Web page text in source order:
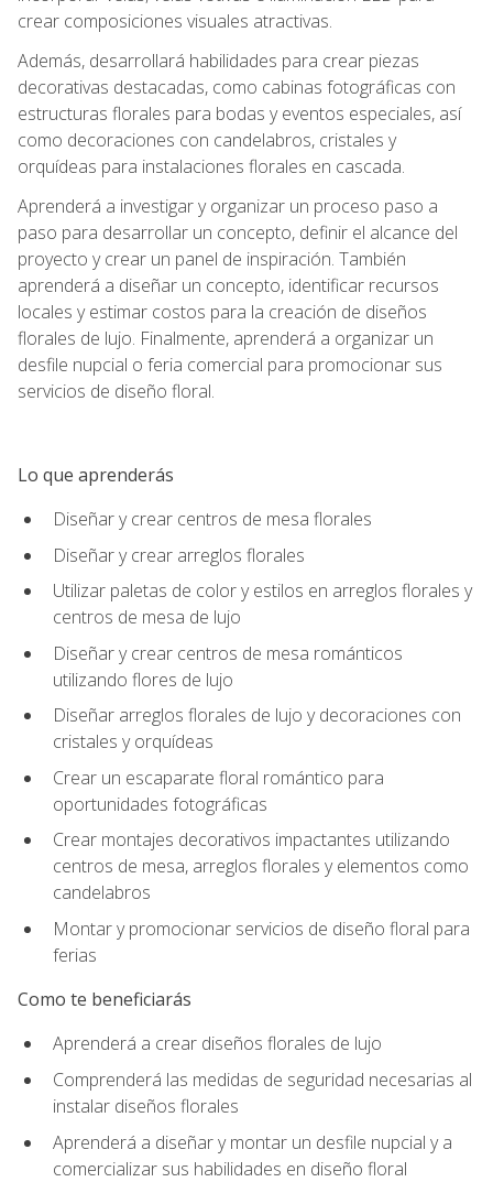
crear composiciones visuales atractivas.
Además, desarrollará habilidades para crear piezas
decorativas destacadas, como cabinas fotográficas con
estructuras florales para bodas y eventos especiales, así
como decoraciones con candelabros, cristales y
orquídeas para instalaciones florales en cascada.
Aprenderá a investigar y organizar un proceso paso a
paso para desarrollar un concepto, definir el alcance del
proyecto y crear un panel de inspiración. También
aprenderá a diseñar un concepto, identificar recursos
locales y estimar costos para la creación de diseños
florales de lujo. Finalmente, aprenderá a organizar un
desfile nupcial o feria comercial para promocionar sus
servicios de diseño floral.
Lo que aprenderás
Diseñar y crear centros de mesa florales
Diseñar y crear arreglos florales
Utilizar paletas de color y estilos en arreglos florales y
centros de mesa de lujo
Diseñar y crear centros de mesa románticos
utilizando flores de lujo
Diseñar arreglos florales de lujo y decoraciones con
cristales y orquídeas
Crear un escaparate floral romántico para
oportunidades fotográficas
Crear montajes decorativos impactantes utilizando
centros de mesa, arreglos florales y elementos como
candelabros
Montar y promocionar servicios de diseño floral para
ferias
Como te beneficiarás
Aprenderá a crear diseños florales de lujo
Comprenderá las medidas de seguridad necesarias al
instalar diseños florales
Aprenderá a diseñar y montar un desfile nupcial y a
comercializar sus habilidades en diseño floral